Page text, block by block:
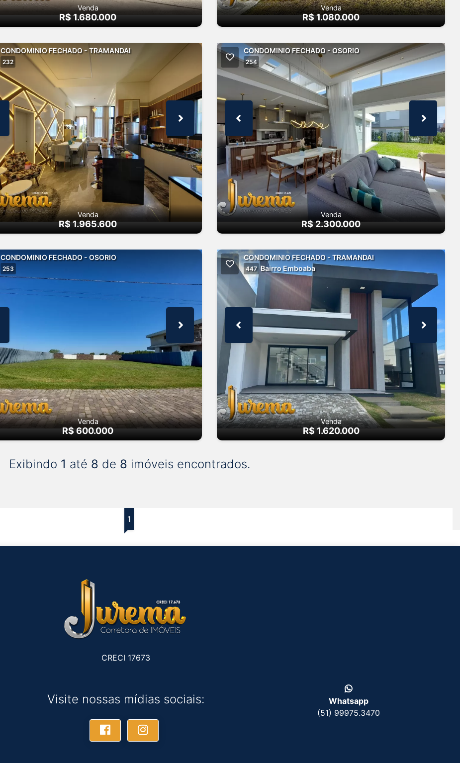
Venda
R$ 1.680.000
Venda
R$ 1.080.000
CONDOMINIO FECHADO - TRAMANDAI
232
Venda
R$ 1.965.600
CONDOMINIO FECHADO - OSORIO
254
Venda
R$ 2.300.000
CONDOMINIO FECHADO - OSORIO
253
Venda
R$ 600.000
CONDOMINIO FECHADO - TRAMANDAI
447 Bairro Emboaba
Venda
R$ 1.620.000
Exibindo 1 até 8 de 8 imóveis encontrados.
1
CRECI 17673
Visite nossas mídias sociais:
Whatsapp
(51) 99975.3470